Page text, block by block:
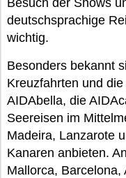
Besuch der Shows
deutschsprachige
wichtig.
Besonders bekannt
Kreuzfahrten und
AIDAbella, die
Seereisen im
Madeira, Lanzarote
Kanaren anbieten.
Mallorca,